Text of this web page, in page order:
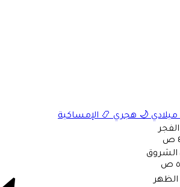
ميلادي 🌙 هجري 📿 الإمساكية
الفجر
الشروق
الظهر